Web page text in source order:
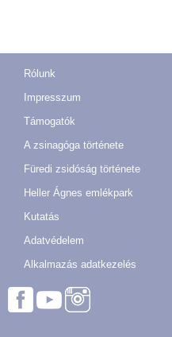
Rólunk
Impresszum
Támogatók
A zsinagóga története
Füredi zsidóság története
Heller Ágnes emlékpark
Kutatás
Adatvédelem
Alkalmazás adatkezelés